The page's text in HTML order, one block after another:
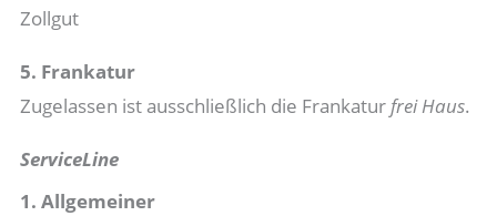
Zollgut
5. Frankatur
Zugelassen ist ausschließlich die Frankatur frei Haus.
ServiceLine
1. Allgemeiner